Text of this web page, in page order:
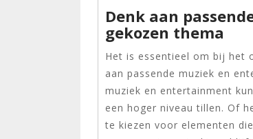
Denk aan
gekozen thema
Het is essentieel om bij het
aan passende muziek en
muziek en entertainment
een hoger niveau tillen. Of
te kiezen voor elementen